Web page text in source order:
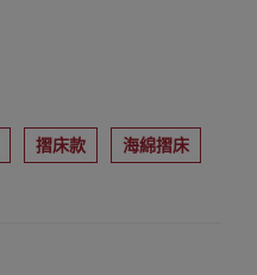
摺床款 海綿摺床